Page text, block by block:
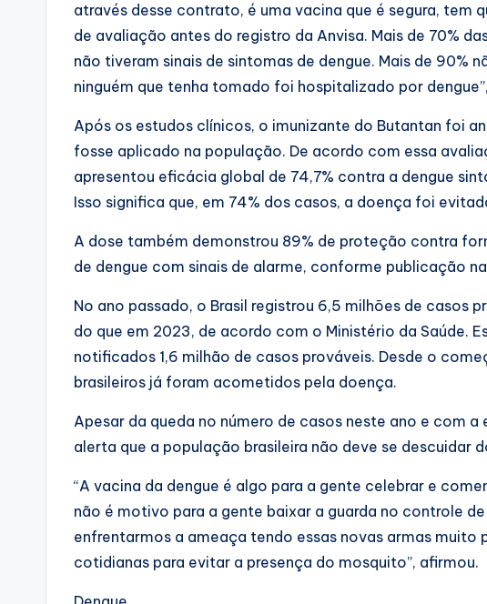
através desse contrato, é uma vacina que é segura, tem
de avaliação antes do registro da Anvisa. Mais de 70%
não tiveram sinais de sintomas de dengue. Mais de 90%
ninguém que tenha tomado foi hospitalizado por
Após os estudos clínicos, o imunizante do Butantan foi
fosse aplicado na população. De acordo com essa
apresentou eficácia global de 74,7% contra a dengue
Isso significa que, em 74% dos casos, a doença foi
A dose também demonstrou 89% de proteção contra
de dengue com sinais de alarme, conforme publicação
No ano passado, o Brasil registrou 6,5 milhões de casos
do que em 2023, de acordo com o Ministério da Saúde.
notificados 1,6 milhão de casos prováveis. Desde o
brasileiros já foram acometidos pela doença.
Apesar da queda no número de casos neste ano e com
alerta que a população brasileira não deve se descuidar
“A vacina da dengue é algo para a gente celebrar e
não é motivo para a gente baixar a guarda no controle
enfrentarmos a ameaça tendo essas novas armas muito
cotidianas para evitar a presença do mosquito”, afirmou.